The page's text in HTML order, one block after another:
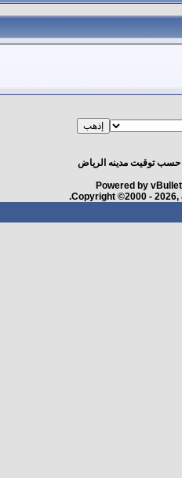
حسب توقيت مدينه الرياض
Powered by
Copyright ©2000 - 2026,